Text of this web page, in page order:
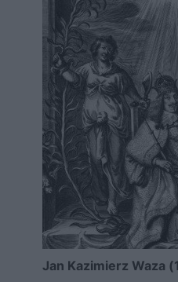
Jan Kazimierz Waza